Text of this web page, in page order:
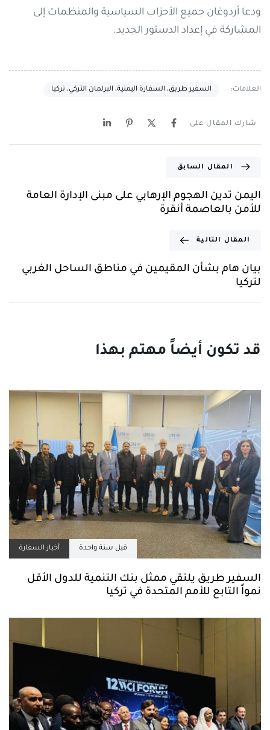
ودعا أردوغان جميع الأحزاب السياسية والمنظمات إلى
المشاركة في إعداد الدستور الجديد.
العلامات: السفير طريق، السفارة اليمنية، البرلمان التركي، تركيا
شارك المقال على
المقال السابق
اليمن تدين الهجوم الإرهابي على مبنى الإدارة العامة
للأمن بالعاصمة أنقرة
المقال التالية
بيان هام بشأن المقيمين في مناطق الساحل الغربي
لتركيا
قبل سنة واحدة أخبار السفارة
السفير طريق يلتقي ممثل بنك التنمية للدول الأقل
نمواً التابع للأمم المتحدة في تركيا